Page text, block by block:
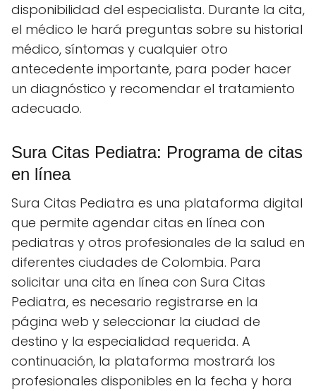
disponibilidad del especialista. Durante la cita,
el médico le hará preguntas sobre su historial
médico, síntomas y cualquier otro
antecedente importante, para poder hacer
un diagnóstico y recomendar el tratamiento
adecuado.
Sura Citas Pediatra: Programa de citas
en línea
Sura Citas Pediatra es una plataforma digital
que permite agendar citas en línea con
pediatras y otros profesionales de la salud en
diferentes ciudades de Colombia. Para
solicitar una cita en línea con Sura Citas
Pediatra, es necesario registrarse en la
página web y seleccionar la ciudad de
destino y la especialidad requerida. A
continuación, la plataforma mostrará los
profesionales disponibles en la fecha y hora